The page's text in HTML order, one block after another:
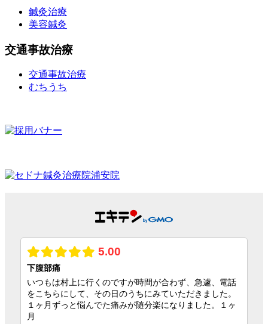
鍼灸治療
美容鍼灸
交通事故治療
交通事故治療
むちうち